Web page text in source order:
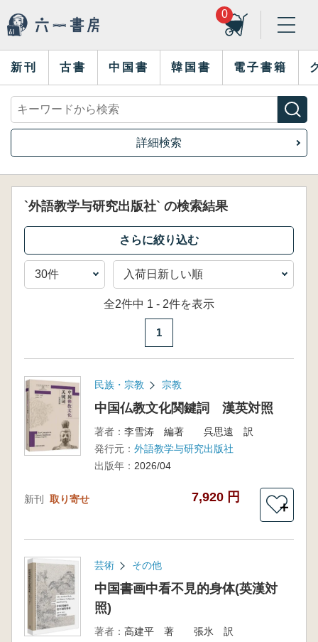
0
新刊 古書 中国書 韓国書 電子書籍
詳細検索
`外語教学与研究出版社` の検索結果
全2件中 1 - 2件を表示
1
民族・宗教 宗教
中国仏教文化関鍵詞 漢英対照
著者： 李雪涛 編著 呉思遠 訳
発行元： 外語教学与研究出版社
出版年： 2026/04
新刊 取り寄せ 7,920 円
＋
芸術 その他
中国書画中看不見的身体(英漢対
照)
著者： 高建平 著 張氷 訳